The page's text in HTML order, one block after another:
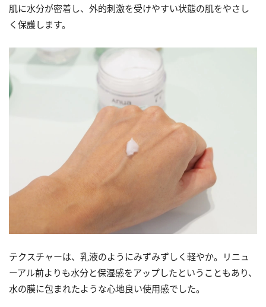
肌に水分が密着し、外的刺激を受けやすい状態の肌をやさし
く保護します。
テクスチャーは、乳液のようにみずみずしく軽やか。リニュ
ーアル前よりも水分と保湿感をアップしたということもあり、
水の膜に包まれたような心地良い使用感でした。